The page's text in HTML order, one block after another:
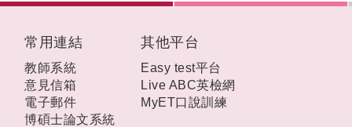
常用連結
教師系統
意見信箱
電子郵件
博碩士論文系統
其他平台
Easy test平台
Live ABC英檢網
MyET口說訓練